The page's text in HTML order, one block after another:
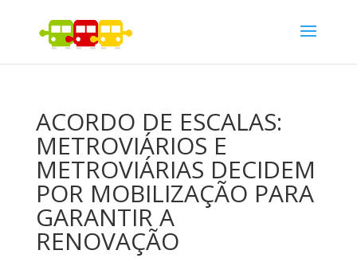
ACORDO DE ESCALAS:
METROVIÁRIOS E
METROVIÁRIAS DECIDEM
POR MOBILIZAÇÃO PARA
GARANTIR A
RENOVAÇÃO